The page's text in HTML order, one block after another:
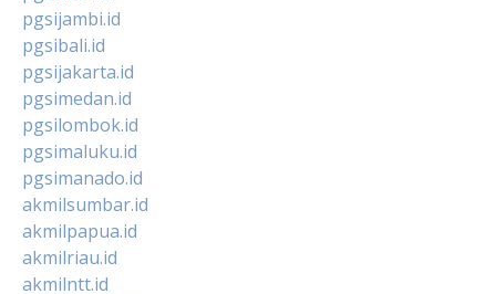
pgsijambi.id
pgsibali.id
pgsijakarta.id
pgsimedan.id
pgsilombok.id
pgsimaluku.id
pgsimanado.id
akmilsumbar.id
akmilpapua.id
akmilriau.id
akmilntt.id